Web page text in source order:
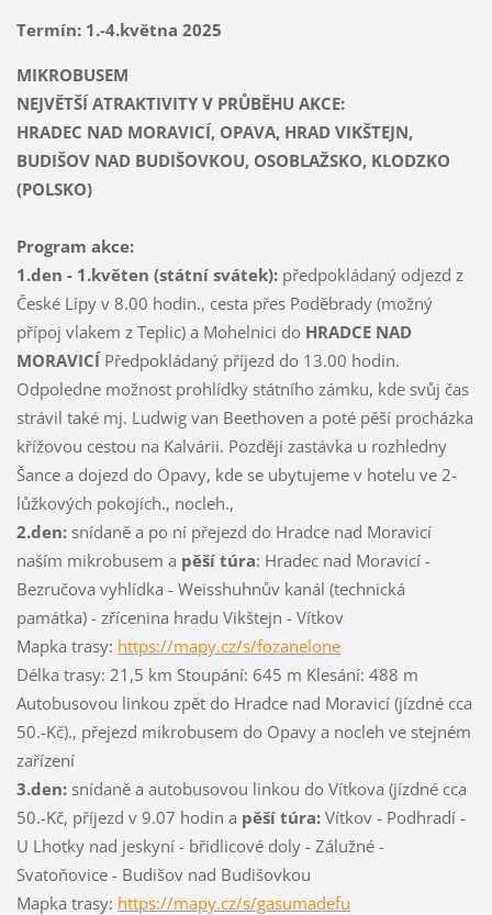
Termín: 1.-4.května 2025
MIKROBUSEM
NEJVĚTŠÍ ATRAKTIVITY V PRŮBĚHU AKCE:
HRADEC NAD MORAVICÍ, OPAVA, HRAD VIKŠTEJN,
BUDIŠOV NAD BUDIŠOVKOU, OSOBLAŽSKO, KLODZKO
(POLSKO)
Program akce:
1.den - 1.květen (státní svátek):předpokládaný odjezd z
České Lípy v 8.00 hodin., cesta přes Poděbrady (možný
přípoj vlakem z Teplic) a Mohelnici do HRADCE NAD
MORAVICÍPředpokládaný příjezd do 13.00 hodin.
Odpoledne možnost prohlídky státního zámku, kde svůj čas
strávil také mj. Ludwig van Beethoven a poté pěší procházka
křížovou cestou na Kalvárii. Později zastávka u rozhledny
Šance a dojezd do Opavy, kde se ubytujeme v hotelu ve 2-
lůžkových pokojích., nocleh.,
2.den:snídaně a po ní přejezd do Hradce nad Moravicí
naším mikrobusem a pěší túra: Hradec nad Moravicí -
Bezručova vyhlídka - Weisshuhnův kanál (technická
památka) - zřícenina hradu Vikštejn - Vítkov
Mapka trasy: https://mapy.cz/s/fozanelone
Délka trasy: 21,5 km Stoupání: 645 m Klesání: 488 m
Autobusovou linkou zpět do Hradce nad Moravicí (jízdné cca
50.-Kč)., přejezd mikrobusem do Opavy a nocleh ve stejném
zařízení
3.den:snídaně a autobusovou linkou do Vítkova (jízdné cca
50.-Kč, příjezd v 9.07 hodin a pěší túra: Vítkov - Podhradí -
U Lhotky nad jeskyní - břidlicové doly - Zálužné -
Svatoňovice - Budišov nad Budišovkou
Mapka trasy: https://mapy.cz/s/gasumadefu